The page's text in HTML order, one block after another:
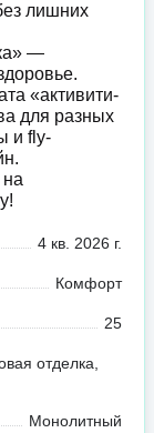
лишних
—
«активити-
для разных
и fly-
4 кв. 2026 г.
Комфорт
25
отделка,
Монолитный